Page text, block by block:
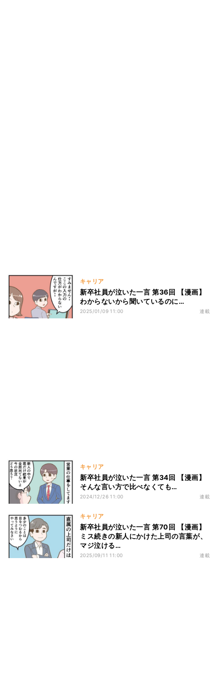
キャリア
新卒社員が泣いた一言 第36回 【漫画】
わからないから聞いているのに…
2025/01/09 11:00 連載
キャリア
新卒社員が泣いた一言 第34回 【漫画】
そんな言い方で比べなくても…
2024/12/26 11:00 連載
キャリア
新卒社員が泣いた一言 第70回 【漫画】
ミス続きの新人にかけた上司の言葉が、
マジ泣ける…
2025/09/11 11:00 連載